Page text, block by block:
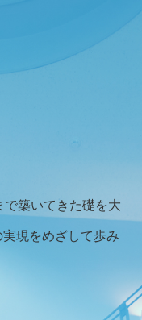
で築いてきた礎を大
実現をめざして歩み